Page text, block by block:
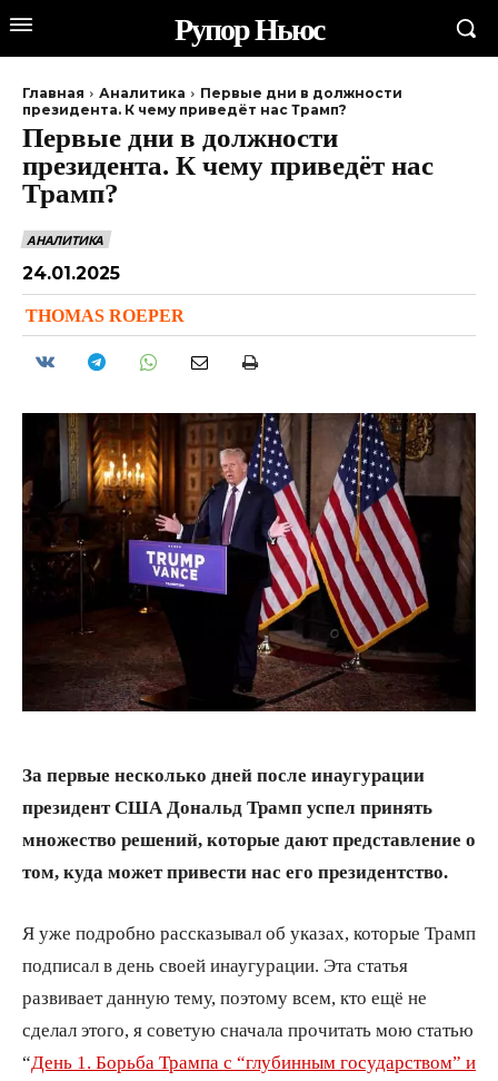
Рупор Ньюс
Главная Аналитика
Первые дни в должности
президента. К чему приведёт нас Трамп?
Первые дни в должности
президента. К чему приведёт нас
Трамп?
АНАЛИТИКА
24.01.2025
THOMAS ROEPER
За первые несколько дней после инаугурации
президент США Дональд Трамп успел принять
множество решений, которые дают представление о
том, куда может привести нас его президентство.
Я уже подробно рассказывал об указах, которые Трамп
подписал в день своей инаугурации. Эта статья
развивает данную тему, поэтому всем, кто ещё не
сделал этого, я советую сначала прочитать мою статью
“День 1. Борьба Трампа с “глубинным государством” и